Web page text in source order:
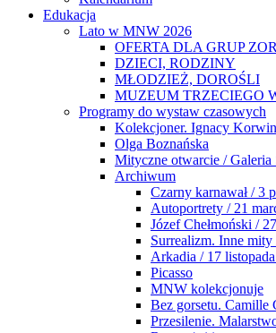
Edukacja
Lato w MNW 2026
OFERTA DLA GRUP
DZIECI, RODZINY
MŁODZIEŻ, DOROŚLI
MUZEUM TRZECIEGO
Programy do wystaw czasowych
Kolekcjoner. Ignacy
Olga Boznańska
Mityczne otwarcie / Galeria
Archiwum
Czarny karnawał / 3
Autoportrety / 21
Józef Chełmoński /
Surrealizm. Inne
Arkadia / 17
Picasso
MNW kolekcjonuje
Bez gorsetu.
Przesilenie.